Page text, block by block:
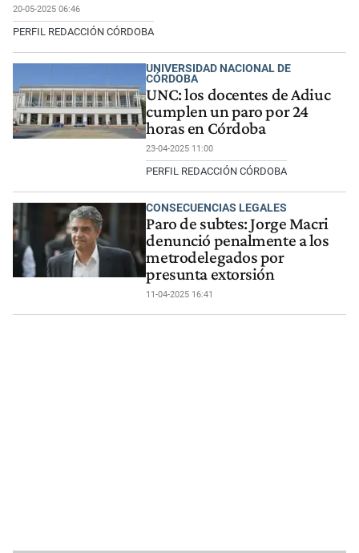
20-05-2025 06:46
PERFIL REDACCIÓN CÓRDOBA
UNIVERSIDAD NACIONAL DE
CÓRDOBA
UNC: los docentes de Adiuc
cumplen un paro por 24
horas en Córdoba
23-04-2025 11:00
PERFIL REDACCIÓN CÓRDOBA
CONSECUENCIAS LEGALES
Paro de subtes: Jorge Macri
denunció penalmente a los
metrodelegados por
presunta extorsión
11-04-2025 16:41